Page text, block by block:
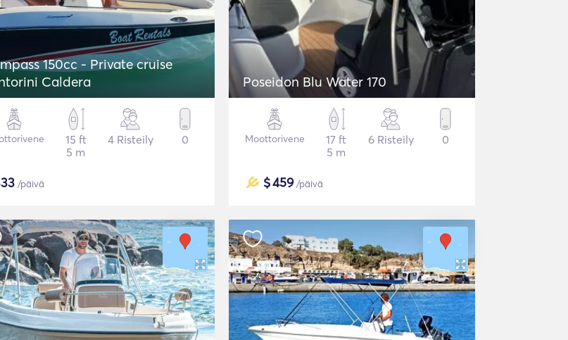
150cc - Private cruise
Caldera
15 ft
5 m
4 Risteily 0
/päivä
Poseidon Blu Water 170
Moottorivene
17 ft
5 m
6 Risteily 0
$459/päivä